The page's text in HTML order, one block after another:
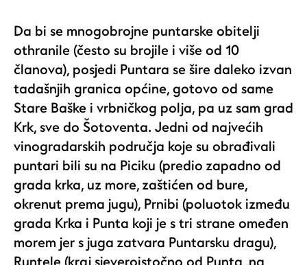
Da bi se mnogobrojne puntarske obitelji
othranile (često su brojile i više od 10
članova), posjedi Puntara se šire daleko izvan
tadašnjih granica općine, gotovo od same
Stare Baške i vrbničkog polja, pa uz sam grad
Krk, sve do Šotoventa. Jedni od najvećih
vinogradarskih područja koje su obrađivali
puntari bili su na Piciku (predio zapadno od
grada krka, uz more, zaštićen od bure,
okrenut prema jugu), Prnibi (poluotok između
grada Krka i Punta koji je s tri strane omeđen
morem jer s juga zatvara Puntarsku dragu),